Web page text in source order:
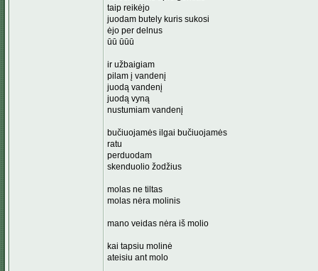
taip reikėjo
juodam butely kuris sukosi
ėjo per delnus
ūū ūūū
ir užbaigiam
pilam į vandenį
juodą vandenį
juodą vyną
nustumiam vandenį
bučiuojamės ilgai bučiuojamės
ratu
perduodam
skenduolio žodžius
molas ne tiltas
molas nėra molinis
mano veidas nėra iš molio
kai tapsiu molinė
ateisiu ant molo